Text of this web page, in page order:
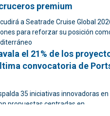
premium
a Seatrade Cruise Global
para reforzar su posición
el 21% de los
convocatoria de
35 iniciativas innovadoras en
propuestas centradas en